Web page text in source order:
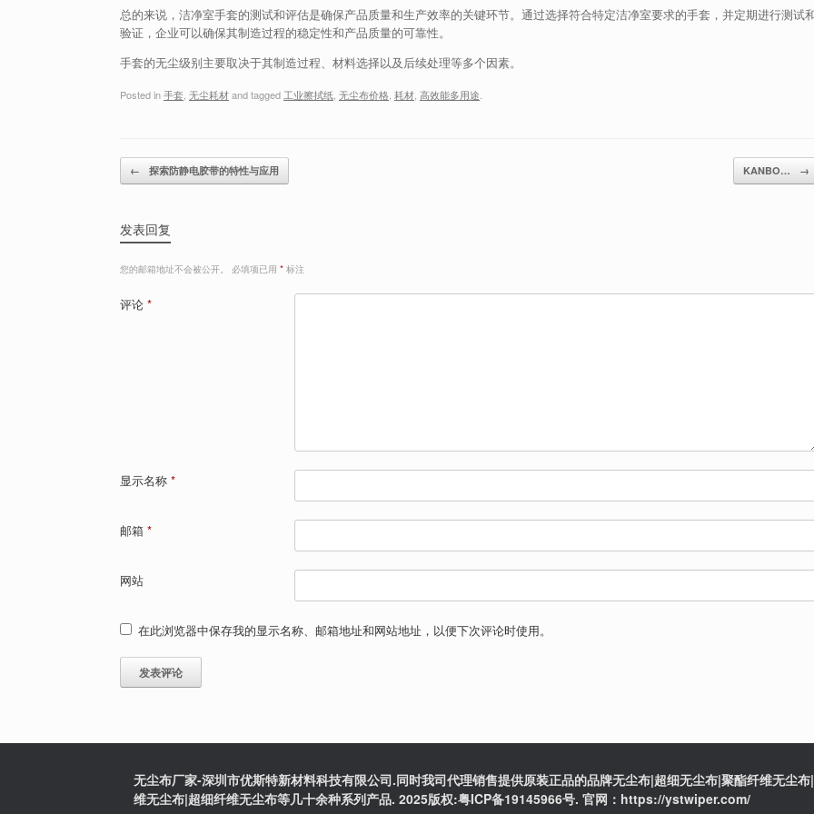
总的来说，洁净室手套的测试和评估是确保产品质量和生产效率的关键环节。通过选择符合特定洁净室要求的手套，并定期进行测试
验证，企业可以确保其制造过程的稳定性和产品质量的可靠性。
手套的无尘级别主要取决于其制造过程、材料选择以及后续处理等多个因素。
Posted in手套 无尘耗材and tagged 工业擦拭纸 无尘布价格 耗材 高效能多用途
Post navigation
← 探索防静电胶带的特性与应用 KANBO… →
发表回复
您的邮箱地址不会被公开。 必填项已用 * 标注
评论 *
显示名称 *
邮箱 *
网站
在此浏览器中保存我的显示名称、邮箱地址和网站地址，以便下次评论时使用。
无尘布厂家-深圳市优斯特新材料科技有限公司.同时我司代理销售提供原装正品的品牌无尘布|超细无尘布|聚酯纤维无尘
维无尘布|超细纤维无尘布等几十余种系列产品. 2025版权:粤ICP备19145966号. 官网：https://ystwiper.com/